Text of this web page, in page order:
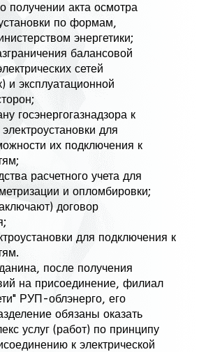
получении акта осмотра
по формам,
энергетики;
балансовой
сетей
и эксплуатационной
госэнергогазнадзора к
для
их подключения к
расчетного учета для
и опломбировки;
договор
для подключения к
после получения
на присоединение, филиал
РУП-облэнерго, его
обязаны оказать
услуг (работ) по принципу
к электрической